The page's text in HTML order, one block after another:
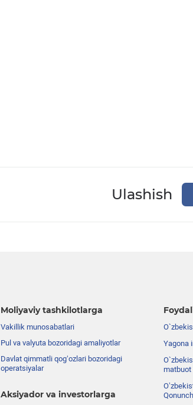
Ulashish
Moliyaviy tashkilotlarga
Vakillik munosabatlari
Pul va valyuta bozoridagi amaliyotlar
Davlat qimmatli qog‘ozlari bozoridagi
operatsiyalar
Aksiyador va investorlarga
Yagona
matbuot